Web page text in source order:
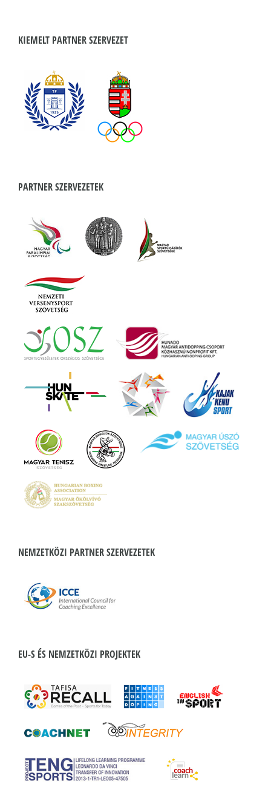
KIEMELT PARTNER SZERVEZET
PARTNER SZERVEZETEK
NEMZETKÖZI PARTNER SZERVEZETEK
EU-S ÉS NEMZETKÖZI PROJEKTEK